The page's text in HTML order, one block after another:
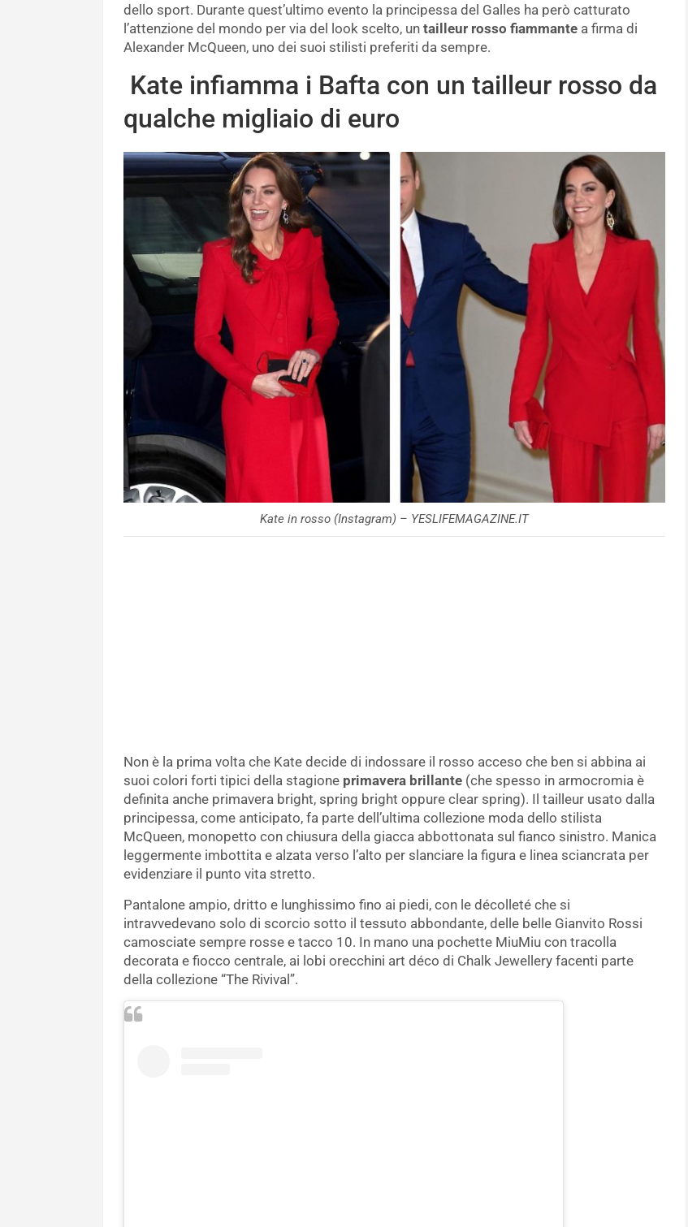
dello sport. Durante quest’ultimo evento la principessa del Galles ha però catturato
l’attenzione del mondo per via del look scelto, un tailleur rosso fiammante a firma di
Alexander McQueen, uno dei suoi stilisti preferiti da sempre.
Kate infiamma i Bafta con un tailleur rosso da
qualche migliaio di euro
Kate in rosso (Instagram) – YESLIFEMAGAZINE.IT
Non è la prima volta che Kate decide di indossare il rosso acceso che ben si abbina ai
suoi colori forti tipici della stagione primavera brillante (che spesso in armocromia è
definita anche primavera bright, spring bright oppure clear spring). Il tailleur usato dalla
principessa, come anticipato, fa parte dell’ultima collezione moda dello stilista
McQueen, monopetto con chiusura della giacca abbottonata sul fianco sinistro. Manica
leggermente imbottita e alzata verso l’alto per slanciare la figura e linea sciancrata per
evidenziare il punto vita stretto.
Pantalone ampio, dritto e lunghissimo fino ai piedi, con le décolleté che si
intravvedevano solo di scorcio sotto il tessuto abbondante, delle belle Gianvito Rossi
camosciate sempre rosse e tacco 10. In mano una pochette MiuMiu con tracolla
decorata e fiocco centrale, ai lobi orecchini art déco di Chalk Jewellery facenti parte
della collezione “The Rivival”.